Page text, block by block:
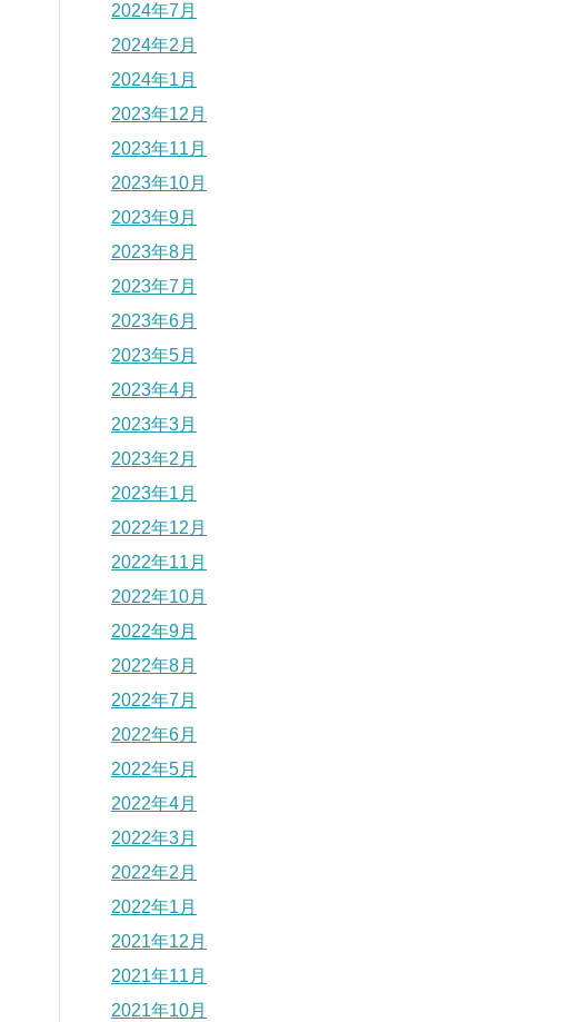
2024年7月
2024年2月
2024年1月
2023年12月
2023年11月
2023年10月
2023年9月
2023年8月
2023年7月
2023年6月
2023年5月
2023年4月
2023年3月
2023年2月
2023年1月
2022年12月
2022年11月
2022年10月
2022年9月
2022年8月
2022年7月
2022年6月
2022年5月
2022年4月
2022年3月
2022年2月
2022年1月
2021年12月
2021年11月
2021年10月